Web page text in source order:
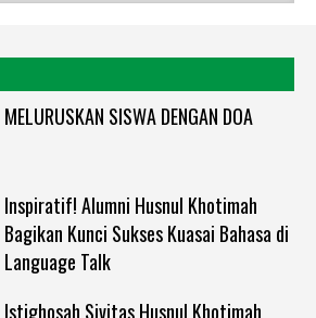
MELURUSKAN SISWA DENGAN DOA
Inspiratif! Alumni Husnul Khotimah
Bagikan Kunci Sukses Kuasai Bahasa di
Language Talk
Istighosah Sivitas Husnul Khotimah